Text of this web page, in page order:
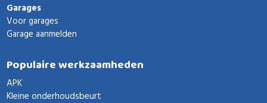
Garages
Voor garages
Garage aanmelden
Populaire werkzaamheden
APK
Kleine onderhoudsbeurt